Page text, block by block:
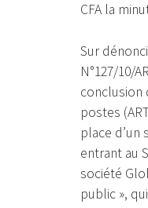
CFA la
Sur
N°127/10/
conclusion
postes
place
entrant au
société
public »,